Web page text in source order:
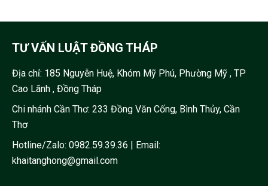
TƯ VẤN LUẬT ĐỒNG THÁP
Địa chỉ: 185 Nguyễn Huệ, Khóm Mỹ Phú, Phường Mỹ , TP
Cao Lãnh , Đồng Tháp
Chi nhánh Cần Thơ: 233 Đồng Văn Cống, Bình Thủy, Cần
Thơ
Hotline/Zalo: 0982.59.39.36 | Email:
khaitanghong@gmail.com